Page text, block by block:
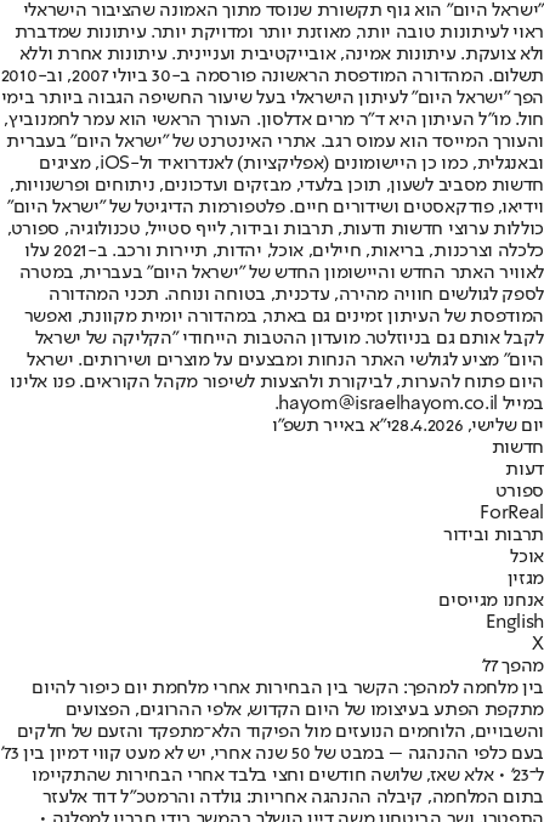
"ישראל היום" הוא גוף תקשורת שנוסד מתוך האמונה שהציבור הישראלי
ראוי לעיתונות טובה יותר, מאוזנת יותר ומדויקת יותר. עיתונות שמדברת
ולא צועקת. עיתונות אמינה, אובייקטיבית ועניינית. עיתונות אחרת וללא
תשלום. המהדורה המודפסת הראשונה פורסמה ב-30 ביולי 2007, וב-2010
הפך "ישראל היום" לעיתון הישראלי בעל שיעור החשיפה הגבוה ביותר בימי
חול. מו"ל העיתון היא ד"ר מרים אדלסון. העורך הראשי הוא עמר לחמנוביץ,
והעורך המייסד הוא עמוס רגב. אתרי האינטרנט של "ישראל היום" בעברית
ובאנגלית, כמו כן היישומונים (אפליקציות) לאנדרואיד ול-iOS, מציגים
חדשות מסביב לשעון, תוכן בלעדי, מבזקים ועדכונים, ניתוחים ופרשנויות,
וידיאו, פודקאסטים ושידורים חיים. פלטפורמות הדיגיטל של "ישראל היום"
כוללות ערוצי חדשות ודעות, תרבות ובידור, לייף סטייל, טכנולוגיה, ספורט,
כלכלה וצרכנות, בריאות, חיילים, אוכל, יהדות, תיירות ורכב. ב-2021 עלו
לאוויר האתר החדש והיישומון החדש של "ישראל היום" בעברית, במטרה
לספק לגולשים חוויה מהירה, עדכנית, בטוחה ונוחה. תכני המהדורה
המודפסת של העיתון זמינים גם באתר, במהדורה יומית מקוונת, ואפשר
לקבל אותם גם בניוזלטר. מועדון ההטבות הייחודי "הקליקה של ישראל
היום" מציע לגולשי האתר הנחות ומבצעים על מוצרים ושירותים. ישראל
היום פתוח להערות, לביקורת ולהצעות לשיפור מקהל הקוראים. פנו אלינו
במייל hayom@israelhayom.co.il.
יום שלישי, 28.4.2026
י"א באייר תשפ"ו
חדשות
דעות
ספורט
ForReal
תרבות ובידור
אוכל
מגזין
אנחנו מגייסים
English
X
מהפך 77'
בין מלחמה למהפך: הקשר בין הבחירות אחרי מלחמת יום כיפור להיום
מתקפת הפתע בעיצומו של היום הקדוש, אלפי ההרוגים, הפצועים
והשבויים, הלוחמים הנועזים מול הפיקוד הלא־מתפקד והזעם של חלקים
בעם כלפי ההנהגה – במבט של 50 שנה אחרי, יש לא מעט קווי דמיון בין 73'
ל־23' • אלא שאז, שלושה חודשים וחצי בלבד אחרי הבחירות שהתקיימו
בתום המלחמה, קיבלה ההנהגה אחריות: גולדה והרמטכ"ל דוד אלעזר